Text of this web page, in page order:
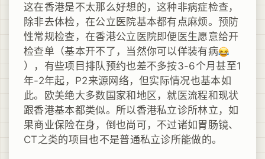
这在香港是不太那么好想的，这种非病症检查，
除非去体检，在公立医院基本都有点麻烦。预防
性常规检查，在香港公立医院即便医生愿意给开
检查单（基本开不了，当然你可以佯装有病
），有些项目排队预约也差不多按3-6个月甚至1
年-2年起，P2来源网络，但实际情况也基本如
此。欧美绝大多数国家和地区，就医流程和现状
跟香港基本都类似。所以香港私立诊所林立，如
果商业保险在身，倒也尚可，不过诸如胃肠镜、
CT之类的项目也不是普通私立诊所能做的。